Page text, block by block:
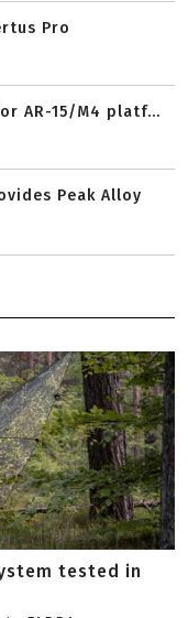
Pro
AR-15/M4 platf...
Peak Alloy
tested in